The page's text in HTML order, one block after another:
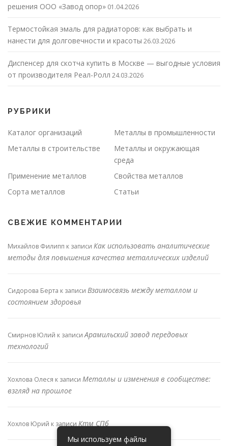
решения ООО «Завод опор» 01.04.2026
Термостойкая эмаль для радиаторов: как выбрать и
нанести для долговечности и красоты 26.03.2026
Диспенсер для скотча купить в Москве — выгодные условия
от производителя Реал-Ролл 24.03.2026
РУБРИКИ
Каталог организаций
Металлы в промышленности
Металлы в строительстве
Металлы и окружающая
среда
Применение металлов
Свойства металлов
Сорта металлов
Статьи
СВЕЖИЕ КОММЕНТАРИИ
Михайлов Филипп к записи Как использовать аналитические
методы для повышения качества металлических изделий
Сидорова Берта к записи Взаимосвязь между металлом и
состоянием здоровья
Смирнов Юлий к записиАрамильский завод передовых
технологий
Хохлова Олеся к записи Металлы и изменения в сообществе:
взгляд на прошлое
Хохлов Юрий к записи Ктм СПб
Мы используем файлы